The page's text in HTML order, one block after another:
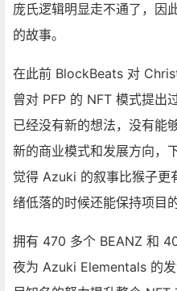
庞氏逻辑明显走不通了，因
的故事。
在此前 BlockBeats 对
曾对 PFP 的 NFT 模式提出
已经没有新的想法，没有能
新的商业模式和发展方向，
觉得 Azuki 的叙事比猴子更
绪低落的时候还能保持项目
拥有 470 多个 BEANZ 和
夜为 Azuki Elementals 的